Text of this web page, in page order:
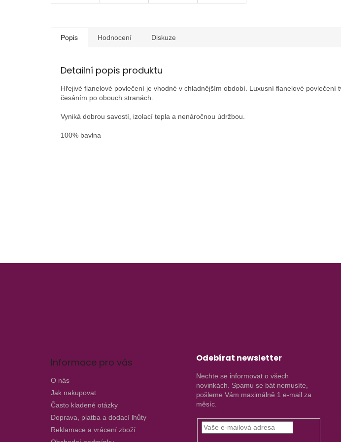
Popis Hodnocení Diskuze
Detailní popis produktu
Hřejivé flanelové povlečení je vhodné v chladnějším období. Luxusní flanelové povlečení
česáním po obouch stranách.
Vyniká dobrou savostí, izolací tepla a nenáročnou údržbou.
100% bavlna
Informace pro vás
O nás
Jak nakupovat
Často kladené otázky
Doprava, platba a dodací lhůty
Reklamace a vrácení zboží
Odebírat newsletter
Nechte se informovat o všech
novinkách. Spamu se bát nemusíte,
pošleme Vám maximálně 1 e-mail za
měsíc.